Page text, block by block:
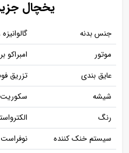
یخچال
جنس بدنه
موتور
امبراکو
عایق بندی
تزریق
شیشه
رنگ
سیستم خنک کننده
نوفراست